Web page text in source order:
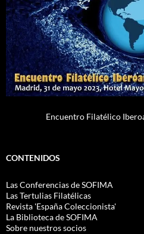
Encuentro Filatélico
CONTENIDOS
Las Conferencias de SOFIMA
Las Tertulias Filatélicas
Revista 'España Coleccionista'
La Biblioteca de SOFIMA
Sobre nuestros socios